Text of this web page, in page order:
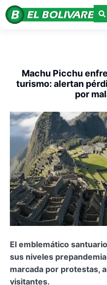
Machu Picchu
turismo: alertan
por
El emblemático
sus niveles
marcada por protestas,
visitantes.